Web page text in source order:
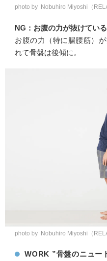
photo by Nobuhiro Miyoshi（
NG：お腹の力が抜けてい
お腹の力（特に腸腰筋）
れて骨盤は後傾に。
photo by Nobuhiro Miyoshi（
WORK ”骨盤のニュー